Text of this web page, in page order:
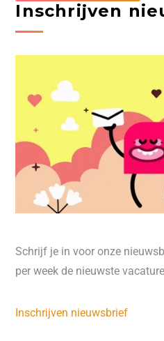
Inschrijven
Schrijf je in voor onze
per week de nieuwste
Inschrijven nieuwsbrief